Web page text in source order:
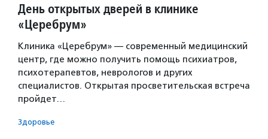
День открытых дверей в клинике
«Церебрум»
Клиника «Церебрум» — современный медицинский
центр, где можно получить помощь психиатров,
психотерапевтов, неврологов и других
специалистов. Открытая просветительская встреча
пройдет…
Здоровье